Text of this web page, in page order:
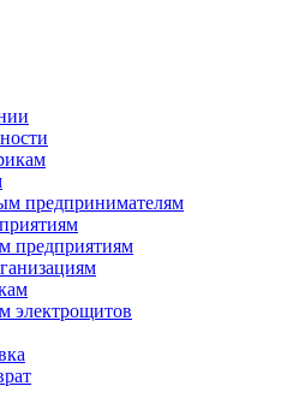
предпринимателям
электрощитов